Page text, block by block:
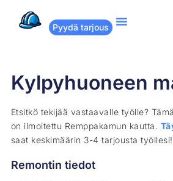
Pyydä tarjous
Kylpyhuoneen
Etsitkö tekijää vastaavalle työlle?
on ilmoitettu Remppakamun kautta.
saat keskimäärin 3-4 tarjousta työllesi!
Remontin tiedot